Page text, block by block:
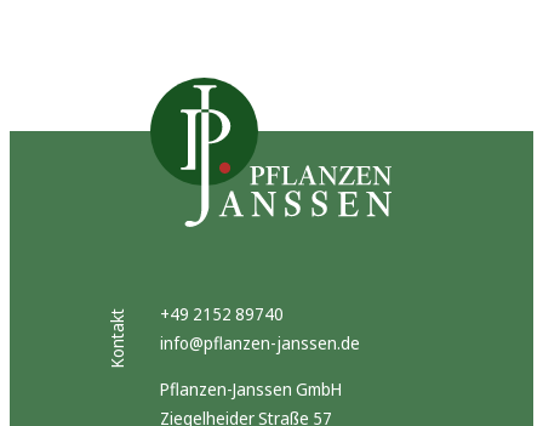
Kontakt
+49 2152 89740
info@pflanzen-janssen.de
Pflanzen-Janssen GmbH
Ziegelheider Straße 57